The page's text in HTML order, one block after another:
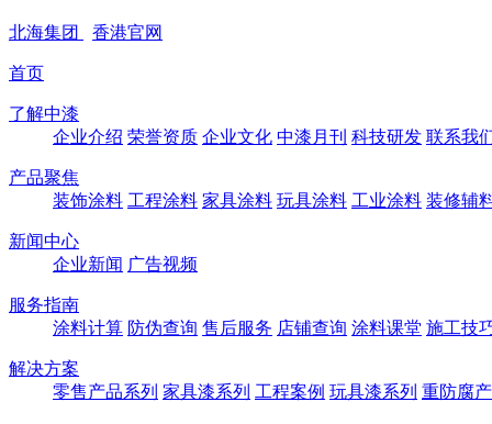
北海集团 香港官网
首页
了解中漆
企业介绍 荣誉资质 企业文化 中漆月刊 科技研发 联系我
产品聚焦
装饰涂料 工程涂料 家具涂料 玩具涂料 工业涂料 装修辅
新闻中心
企业新闻 广告视频
服务指南
涂料计算 防伪查询 售后服务 店铺查询 涂料课堂 施工技
解决方案
零售产品系列 家具漆系列 工程案例 玩具漆系列 重防腐